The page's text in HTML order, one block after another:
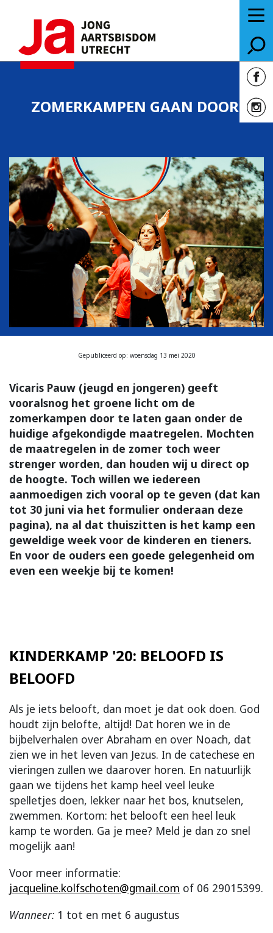
ZOMERKAMPEN GAAN DOOR!
Gepubliceerd op: woensdag 13 mei 2020
Vicaris Pauw (jeugd en jongeren) geeft
vooralsnog het groene licht om de
zomerkampen door te laten gaan onder de
huidige afgekondigde maatregelen. Mochten
de maatregelen in de zomer toch weer
strenger worden, dan houden wij u direct op
de hoogte. Toch willen we iedereen
aanmoedigen zich vooral op te geven (dat kan
tot 30 juni via het formulier onderaan deze
pagina), na al dat thuiszitten is het kamp een
geweldige week voor de kinderen en tieners.
En voor de ouders een goede gelegenheid om
even een weekje bij te komen!
KINDERKAMP '20: BELOOFD IS
BELOOFD
Als je iets belooft, dan moet je dat ook doen. God
houdt zijn belofte, altijd! Dat horen we in de
bijbelverhalen over Abraham en over Noach, dat
zien we in het leven van Jezus. In de catechese en
vieringen zullen we daarover horen. En natuurlijk
gaan we tijdens het kamp heel veel leuke
spelletjes doen, lekker naar het bos, knutselen,
zwemmen. Kortom: het belooft een heel leuk
kamp te worden. Ga je mee? Meld je dan zo snel
mogelijk aan!
Voor meer informatie:
jacqueline.kolfschoten@gmail.com of 06 29015399.
Wanneer: 1 tot en met 6 augustus